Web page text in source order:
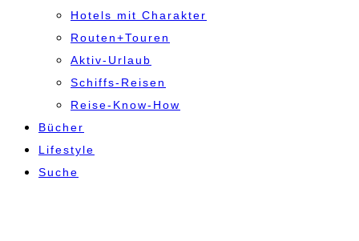
Hotels mit Charakter
Routen+Touren
Aktiv-Urlaub
Schiffs-Reisen
Reise-Know-How
Bücher
Lifestyle
Suche